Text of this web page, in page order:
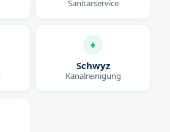
Sanitärservice
Schwyz
Kanalreinigung